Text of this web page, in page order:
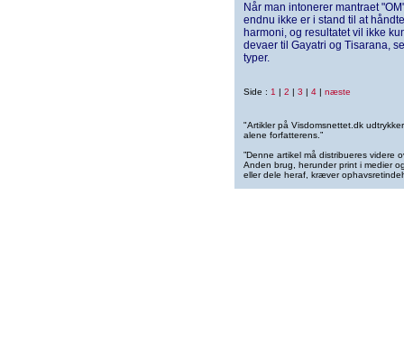
Når man intonerer mantraet
endnu ikke er i stand til at
harmoni, og resultatet vil ikke
devaer til Gayatri og Tisarana,
typer.
Side : 1 | 2 | 3 | 4 | næste
"Artikler på Visdomsnettet.dk
alene forfatterens.”
”Denne artikel må distribueres videre
Anden brug, herunder print i medier
eller dele heraf, kræver